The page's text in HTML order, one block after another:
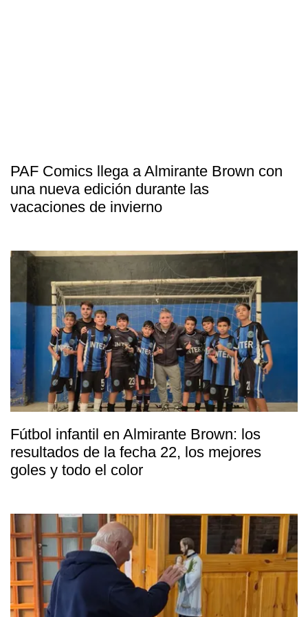
PAF Comics llega a Almirante Brown con
una nueva edición durante las
vacaciones de invierno
Fútbol infantil en Almirante Brown: los
resultados de la fecha 22, los mejores
goles y todo el color